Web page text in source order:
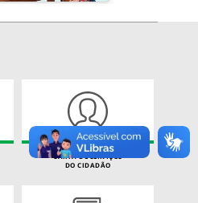
CARTA DE SERVIÇOS
DO CIDADÃO